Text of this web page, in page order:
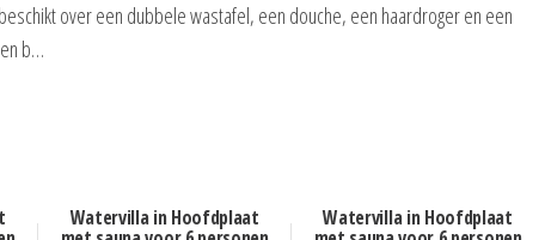
over een dubbele wastafel, een douche, een haardroger en een
b…
Watervilla in Hoofdplaat Watervilla in Hoofdplaat